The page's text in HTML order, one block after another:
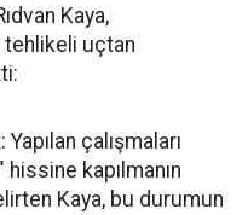
Kaya,
tehlikeli uçtan
çalışmaları
kapılmanın
Kaya, bu durumun